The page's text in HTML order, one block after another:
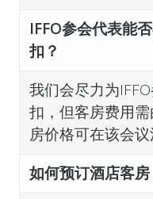
IFFO参会代表能
扣？
我们会尽力为
扣，但客房费用
房价格可在该会议
如何预订酒店客